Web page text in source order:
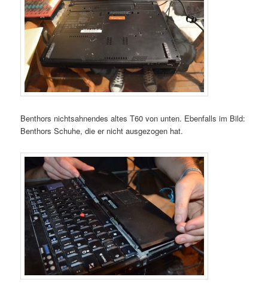
Benthors nichtsahnendes altes T60 von unten. Ebenfalls im Bild:
Benthors Schuhe, die er nicht ausgezogen hat.